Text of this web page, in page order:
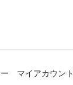
マイアカウント